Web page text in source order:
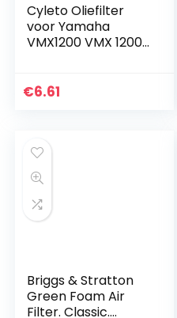
Cyleto Oliefilter
voor Yamaha
VMX1200 VMX 1200
1989 1990 1991 1992
€6.61
Briggs & Stratton
Green Foam Air
Filter. Classic.